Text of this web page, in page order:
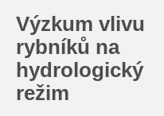
Výzkum vlivu
rybníků na
hydrologický
režim